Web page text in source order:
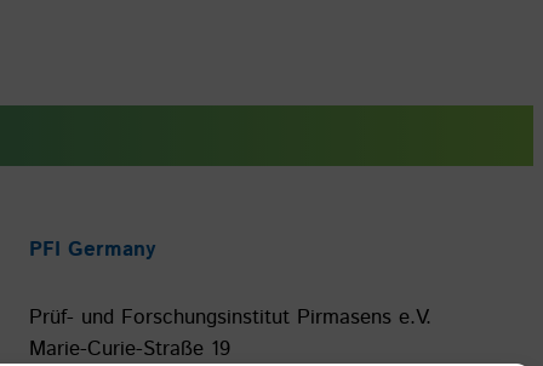
PFI Germany
Prüf- und Forschungsinstitut Pirmasens e.V.
Marie-Curie-Straße 19